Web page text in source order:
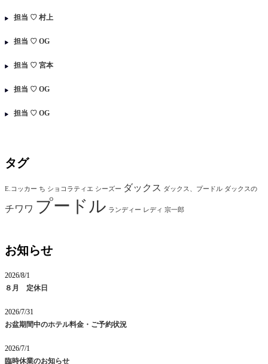
担当 ♡ 村上
担当 ♡ OG
担当 ♡ 宮本
担当 ♡ OG
担当 ♡ OG
タグ
E.コッカー ち ショコラティエ シーズー ダックス ダックス、プードル ダックスの
チワワ プードル ランディー レディ 宗一郎
お知らせ
2026/8/1
８月 定休日
2026/7/31
お盆期間中のホテル料金・ご予約状況
2026/7/1
臨時休業のお知らせ